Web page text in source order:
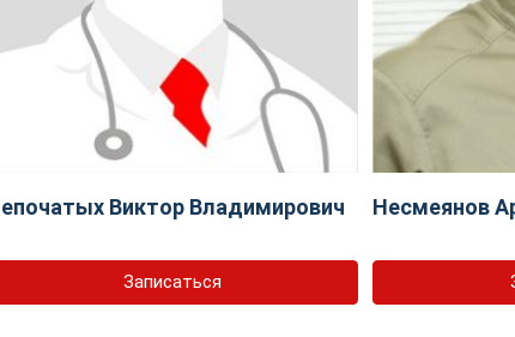
Виктор Владимирович
Записаться
Несмеянов